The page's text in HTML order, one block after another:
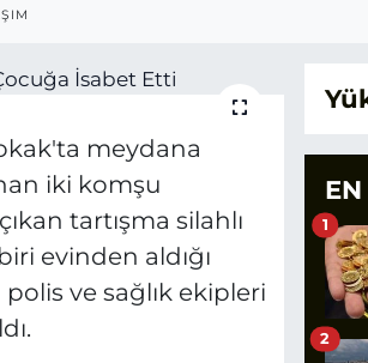
meydana
iki komşu
tartışma silahlı
evinden aldığı
polis ve sağlık ekipleri
1
2